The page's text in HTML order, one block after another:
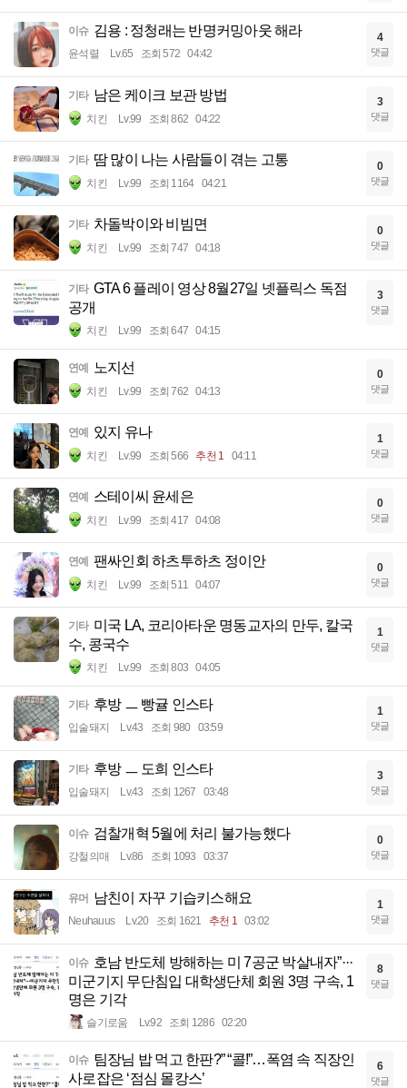
이슈 김용 : 정청래는 반명커밍아웃 해라
윤석렬 Lv.65 조회 572 04:42
4
댓글
기타 남은 케이크 보관 방법
치킨 Lv.99 조회 862 04:22
3
댓글
기타 땀 많이 나는 사람들이 겪는 고통
치킨 Lv.99 조회 1164 04:21
0
댓글
기타 차돌박이와 비빔면
치킨 Lv.99 조회 747 04:18
0
댓글
기타 GTA 6 플레이 영상 8월27일 넷플릭스 독점
공개
치킨 Lv.99 조회 647 04:15
3
댓글
연예 노지선
치킨 Lv.99 조회 762 04:13
0
댓글
연예 있지 유나
치킨 Lv.99 조회 566 추천 1 04:11
1
댓글
연예 스테이씨 윤세은
치킨 Lv.99 조회 417 04:08
0
댓글
연예 팬싸인회 하츠투하츠 정이안
치킨 Lv.99 조회 511 04:07
0
댓글
기타 미국 LA, 코리아타운 명동교자의 만두, 칼국
수, 콩국수
치킨 Lv.99 조회 803 04:05
1
댓글
기타 후방 ㅡ 빵귤 인스타
입술돼지 Lv.43 조회 980 03:59
1
댓글
기타 후방 ㅡ 도희 인스타
입술돼지 Lv.43 조회 1267 03:48
3
댓글
이슈 검찰개혁 5월에 처리 불가능했다
강철의매 Lv.86 조회 1093 03:37
0
댓글
유머 남친이 자꾸 기습키스해요
Neuhauus Lv.20 조회 1621 추천 1 03:02
1
댓글
이슈 호남 반도체 방해하는 미 7공군 박살내자”···
미군기지 무단침입 대학생단체 회원 3명 구속, 1
명은 기각
슬기로움 Lv.92 조회 1286 02:20
8
댓글
이슈 팀장님 밥 먹고 한판?” “콜!”…폭염 속 직장인
사로잡은 ‘점심 몰캉스’
6
댓글